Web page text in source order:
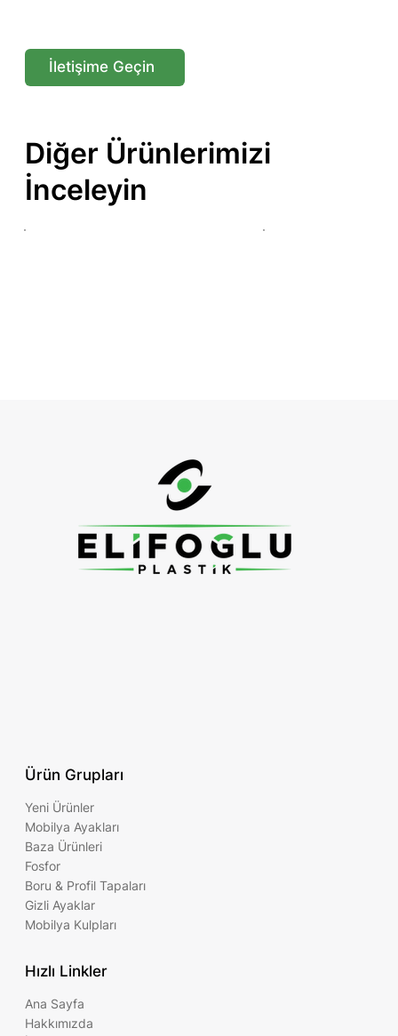
İletişime Geçin
Diğer Ürünlerimizi
İnceleyin
Ürün Grupları
Yeni Ürünler
Mobilya Ayakları
Baza Ürünleri
Fosfor
Boru & Profil Tapaları
Gizli Ayaklar
Mobilya Kulpları
Hızlı Linkler
Ana Sayfa
Hakkımızda